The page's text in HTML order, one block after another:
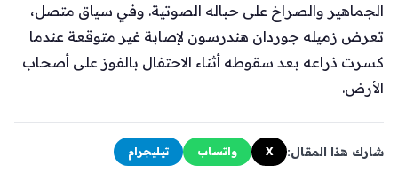
الجماهير والصراخ على حباله الصوتية. وفي سياق متصل،
تعرض زميله جوردان هندرسون لإصابة غير متوقعة عندما
كسرت ذراعه بعد سقوطه أثناء الاحتفال بالفوز على أصحاب
الأرض.
شارك هذا المقال: X واتساب تيليجرام